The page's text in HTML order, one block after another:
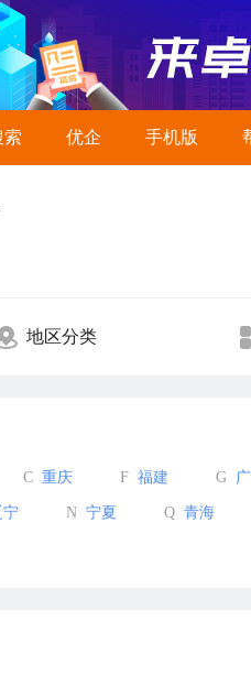
索 优企 手机版
地区分类
C 重庆 F 福建 G
宁 N 宁夏 Q 青海